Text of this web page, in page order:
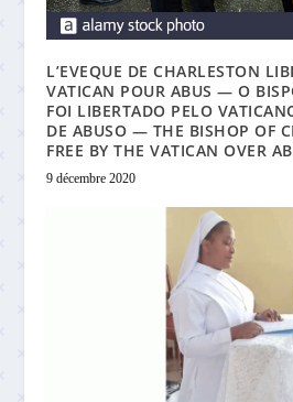
L’EVEQUE DE CHARLESTON
VATICAN POUR ABUS — O
FOI LIBERTADO PELO
DE ABUSO — THE BISHOP OF
FREE BY THE VATICAN OVER
9 décembre 2020